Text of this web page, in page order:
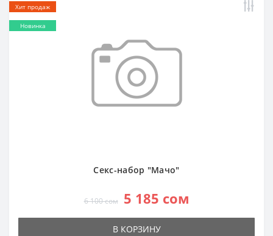
Хит продаж
Новинка
Секс-набор "Мачо"
6 100 сом 5 185 сом
В КОРЗИНУ